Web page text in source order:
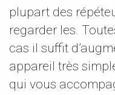
plupart des
regarder les.
cas il suffit
appareil très
qui vous